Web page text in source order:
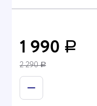
1 990 Р
2 290Р